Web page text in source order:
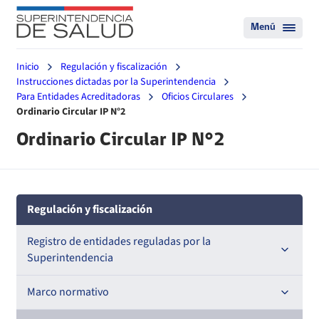
Menú
Inicio
Regulación y fiscalización
Instrucciones dictadas por la Superintendencia
Para Entidades Acreditadoras
Oficios Circulares
Ordinario Circular IP N°2
Ordinario Circular IP N°2
Regulación y fiscalización
Registro de entidades reguladas por la
Superintendencia
Registro de Prestadores Acreditados
Marco normativo